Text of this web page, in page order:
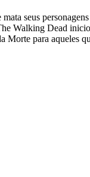
mata seus
Walking Dead
Morte para aqueles